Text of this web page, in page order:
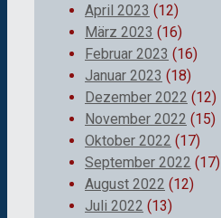
April 2023 (12)
März 2023 (16)
Februar 2023 (16)
Januar 2023 (18)
Dezember 2022 (12)
November 2022 (15)
Oktober 2022 (17)
September 2022 (17)
August 2022 (12)
Juli 2022 (13)